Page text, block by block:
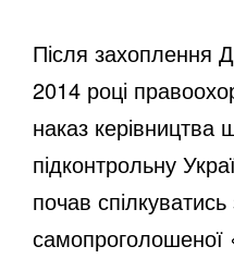
Після захоплення
2014 році
наказ керівництва
підконтрольну
почав
самопроголошеної